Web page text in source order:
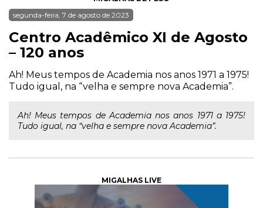
segunda-feira, 7 de agosto de 2023
Centro Acadêmico XI de Agosto
– 120 anos
Ah! Meus tempos de Academia nos anos 1971 a 1975!
Tudo igual, na “velha e sempre nova Academia”.
Ah! Meus tempos de Academia nos anos 1971 a 1975!
Tudo igual, na “velha e sempre nova Academia”.
MIGALHAS LIVE